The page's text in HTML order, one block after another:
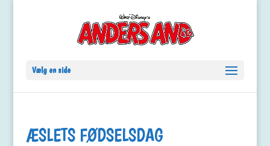
Vælg en side
ÆSLETS FØDSELSDAG